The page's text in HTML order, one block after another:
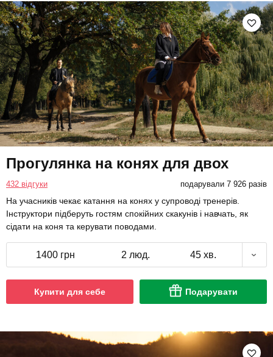
Прогулянка на конях для двох
432 відгуки подарували 7 926 разів
На учасників чекає катання на конях у супроводі тренерів.
Інструктори підберуть гостям спокійних скакунів і навчать, як
сідати на коня та керувати поводами.
1400 грн 2 люд. 45 хв.
Купити для себе Подарувати